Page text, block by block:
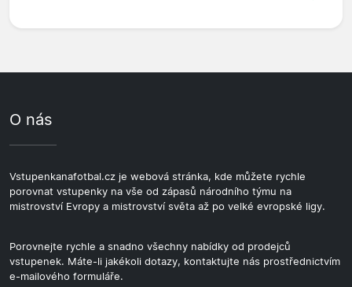
O nás
Vstupenkanafotbal.cz je webová stránka, kde můžete rychle
porovnat vstupenky na vše od zápasů národního týmu na
mistrovství Evropy a mistrovství světa až po velké evropské ligy.
Porovnejte rychle a snadno všechny nabídky od prodejců
vstupenek. Máte-li jakékoli dotazy, kontaktujte nás prostřednictvím
e-mailového formuláře.